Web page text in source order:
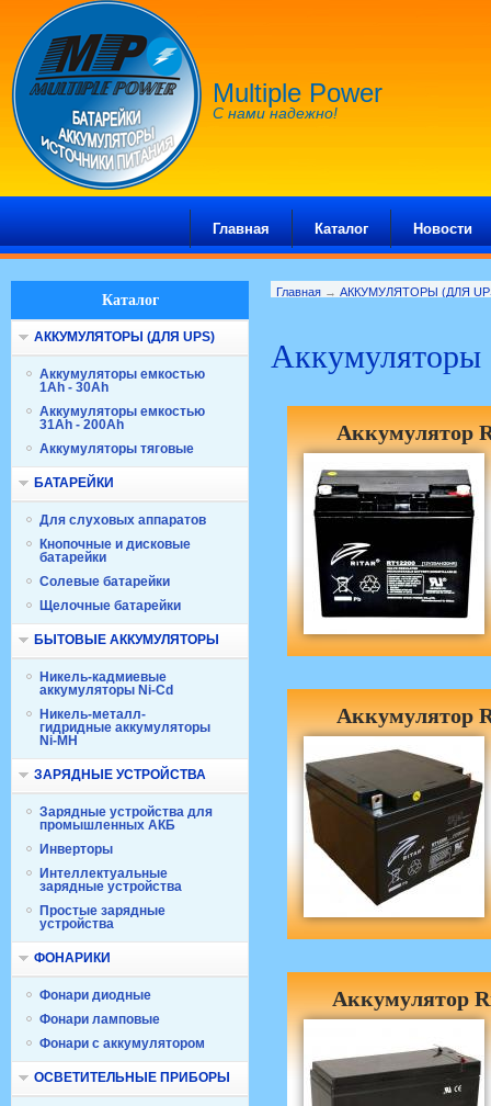
Multiple Power
С нами надежно!
Главная Каталог Новости
Каталог
АККУМУЛЯТОРЫ (ДЛЯ UPS)
Аккумуляторы емкостью
1Ah - 30Ah
Аккумуляторы емкостью
31Ah - 200Ah
Аккумуляторы тяговые
БАТАРЕЙКИ
Для слуховых аппаратов
Кнопочные и дисковые
батарейки
Солевые батарейки
Щелочные батарейки
БЫТОВЫЕ АККУМУЛЯТОРЫ
Никель-кадмиевые
аккумуляторы Ni-Cd
Никель-металл-
гидридные аккумуляторы
Ni-MH
ЗАРЯДНЫЕ УСТРОЙСТВА
Зарядные устройства для
промышленных АКБ
Инверторы
Интеллектуальные
зарядные устройства
Простые зарядные
устройства
ФОНАРИКИ
Фонари диодные
Фонари ламповые
Фонари с аккумулятором
ОСВЕТИТЕЛЬНЫЕ ПРИБОРЫ
Главная → АККУМУЛЯТОРЫ (ДЛЯ
Аккумулятор
Аккумулятор
Аккумулятор